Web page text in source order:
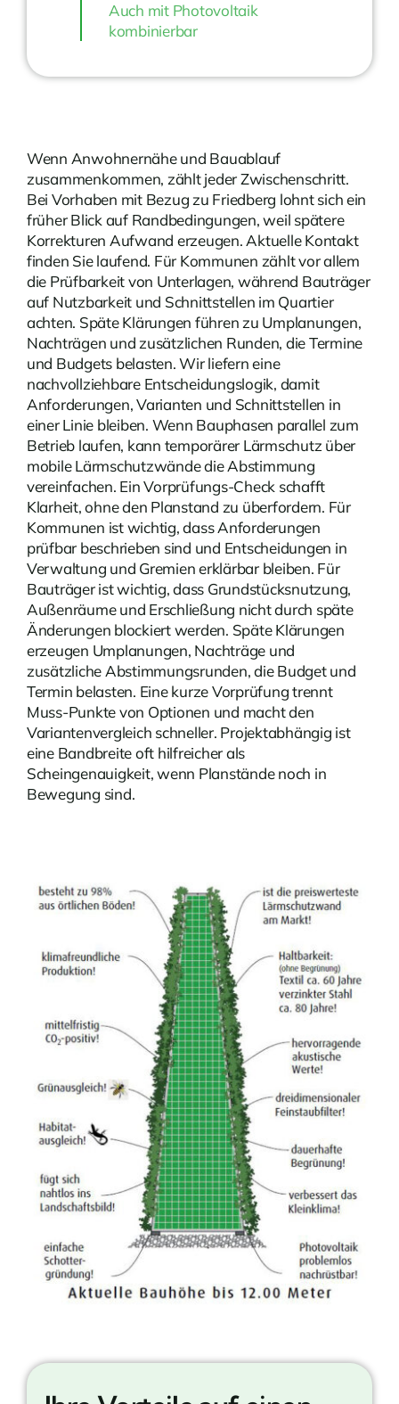
Auch mit Photovoltaik
kombinierbar
Wenn Anwohnernähe und Bauablauf
zusammenkommen, zählt jeder Zwischenschritt.
Bei Vorhaben mit Bezug zu Friedberg lohnt sich ein
früher Blick auf Randbedingungen, weil spätere
Korrekturen Aufwand erzeugen. AktuelleKontakt
finden Sie laufend. Für Kommunen zählt vor allem
die Prüfbarkeit von Unterlagen, während Bauträger
auf Nutzbarkeit und Schnittstellen im Quartier
achten. Späte Klärungen führen zu Umplanungen,
Nachträgen und zusätzlichen Runden, die Termine
und Budgets belasten. Wir liefern eine
nachvollziehbare Entscheidungslogik, damit
Anforderungen, Varianten und Schnittstellen in
einer Linie bleiben. Wenn Bauphasen parallel zum
Betrieb laufen, kann temporärer Lärmschutz über
mobile Lärmschutzwände die Abstimmung
vereinfachen. Ein Vorprüfungs-Check schafft
Klarheit, ohne den Planstand zu überfordern. Für
Kommunen ist wichtig, dass Anforderungen
prüfbar beschrieben sind und Entscheidungen in
Verwaltung und Gremien erklärbar bleiben. Für
Bauträger ist wichtig, dass Grundstücksnutzung,
Außenräume und Erschließung nicht durch späte
Änderungen blockiert werden. Späte Klärungen
erzeugen Umplanungen, Nachträge und
zusätzliche Abstimmungsrunden, die Budget und
Termin belasten. Eine kurze Vorprüfung trennt
Muss-Punkte von Optionen und macht den
Variantenvergleich schneller. Projektabhängig ist
eine Bandbreite oft hilfreicher als
Scheingenauigkeit, wenn Planstände noch in
Bewegung sind.